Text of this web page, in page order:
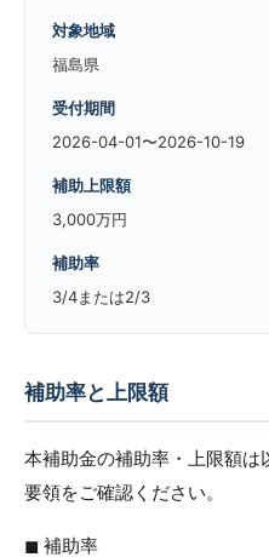
対象地域
福島県
受付期間
2026-04-01〜2026-10-19
補助上限額
3,000万円
補助率
3/4または2/3
補助率と上限額
本補助金の補助率・上限額
要領をご確認ください。
◼︎ 補助率